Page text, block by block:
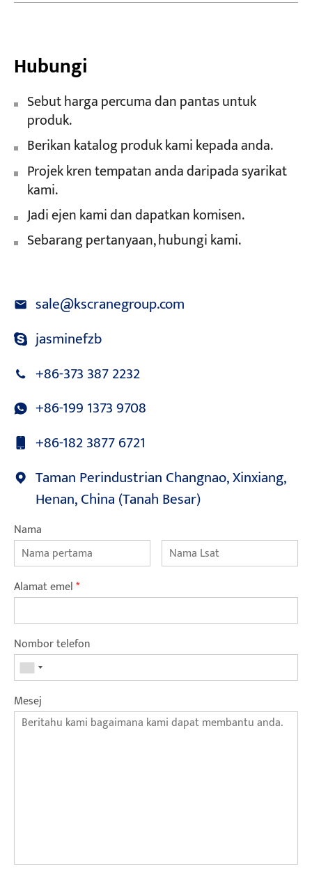
Hubungi
Sebut harga percuma dan pantas untuk
produk.
Berikan katalog produk kami kepada anda.
Projek kren tempatan anda daripada syarikat
kami.
Jadi ejen kami dan dapatkan komisen.
Sebarang pertanyaan, hubungi kami.
sale@kscranegroup.com
jasminefzb
+86-373 387 2232
+86-199 1373 9708
+86-182 3877 6721
Taman Perindustrian Changnao, Xinxiang,
Henan, China (Tanah Besar)
Nama
Alamat emel*
Nombor telefon
Mesej